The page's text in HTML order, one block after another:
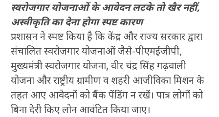
स्वरोजगार योजनाओं के आवेदन लटके तो खैर नहीं,
अस्वीकृति का देना होगा स्पष्ट कारण
प्रशासन ने स्पष्ट किया है कि केंद्र और राज्य सरकार द्वारा
संचालित स्वरोजगार योजनाओं जैसे-पीएमईजीपी,
मुख्यमंत्री स्वरोजगार योजना, वीर चंद्र सिंह गढ़वाली
योजना और राष्ट्रीय ग्रामीण व शहरी आजीविका मिशन के
तहत आए आवेदनों को बैंक पेंडिंग न रखें। पात्र लोगों को
बिना देरी किए लोन आवंटित किया जाए।